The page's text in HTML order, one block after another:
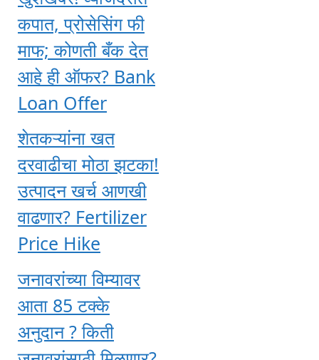
कपात, प्रोसेसिंग फी
माफ; कोणती बँक देत
आहे ही ऑफर? Bank
Loan Offer
शेतकऱ्यांना खत
दरवाढीचा मोठा झटका!
उत्पादन खर्च आणखी
वाढणार? Fertilizer
Price Hike
जनावरांच्या विम्यावर
आता 85 टक्के
अनुदान ? किती